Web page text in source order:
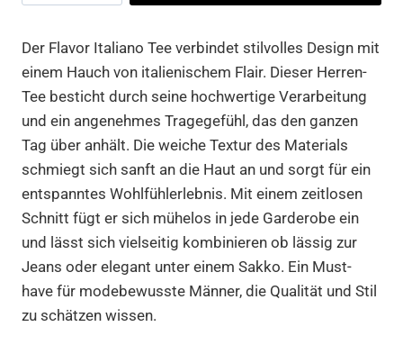
Tee
Der Flavor Italiano Tee verbindet stilvolles Design mit
einem Hauch von italienischem Flair. Dieser Herren-
Tee besticht durch seine hochwertige Verarbeitung
und ein angenehmes Tragegefühl, das den ganzen
Tag über anhält. Die weiche Textur des Materials
schmiegt sich sanft an die Haut an und sorgt für ein
entspanntes Wohlfühlerlebnis. Mit einem zeitlosen
Schnitt fügt er sich mühelos in jede Garderobe ein
und lässt sich vielseitig kombinieren ob lässig zur
Jeans oder elegant unter einem Sakko. Ein Must-
have für modebewusste Männer, die Qualität und Stil
zu schätzen wissen.